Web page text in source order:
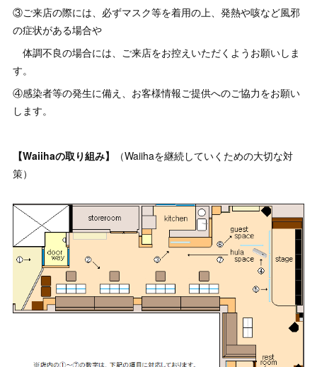
③ご来店の際には、必ずマスク等を着用の上、発熱や咳など風邪
の症状がある場合や
体調不良の場合には、ご来店をお控えいただくようお願いしま
す。
④感染者等の発生に備え、お客様情報ご提供へのご協力をお願い
します。
【Waiihaの取り組み】
（Waiihaを継続していくための大切な対
策）